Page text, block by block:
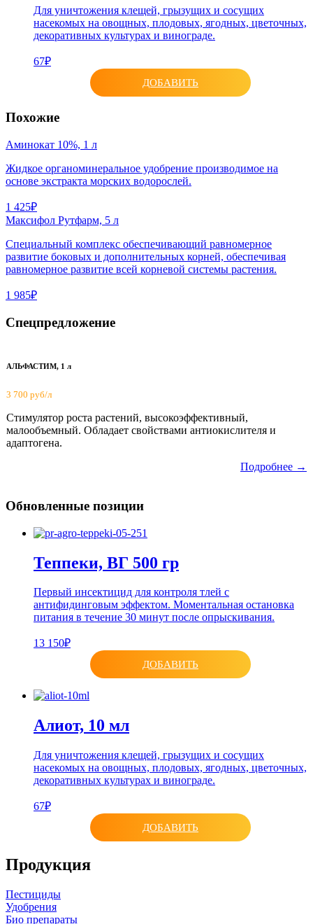
Для уничтожения клещей, грызущих и сосущих
насекомых на овощных, плодовых, ягодных, цветочных,
декоративных культурах и винограде.
67₽
ДОБАВИТЬ
Похожие
Аминокат 10%, 1 л
Жидкое органоминеральное удобрение производимое на
основе экстракта морских водорослей.
1 425₽
Максифол Рутфарм, 5 л
Cпециальный комплекс обеспечивающий равномерное
развитие боковых и дополнительных корней, обеспечивая
равномерное развитие всей корневой системы растения.
1 985₽
Спецпредложение
АЛЬФАСТИМ, 1 л
3 700 руб/л
Стимулятор роста растений, высокоэффективный,
малообъемный. Обладает свойствами антиокислителя и
адаптогена.
Подробнее →
Обновленные позиции
Теппеки, ВГ 500 гр
Первый инсектицид для контроля тлей с
антифидинговым эффектом. Моментальная остановка
питания в течение 30 минут после опрыскивания.
13 150₽
ДОБАВИТЬ
Алиот, 10 мл
Для уничтожения клещей, грызущих и сосущих
насекомых на овощных, плодовых, ягодных, цветочных,
декоративных культурах и винограде.
67₽
ДОБАВИТЬ
Продукция
Пестициды
Удобрения
Био препараты